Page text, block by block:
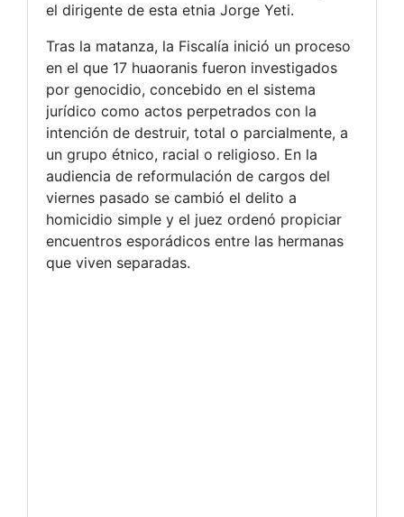
el dirigente de esta etnia Jorge Yeti.
Tras la matanza, la Fiscalía inició un proceso
en el que 17 huaoranis fueron investigados
por genocidio, concebido en el sistema
jurídico como actos perpetrados con la
intención de destruir, total o parcialmente, a
un grupo étnico, racial o religioso. En la
audiencia de reformulación de cargos del
viernes pasado se cambió el delito a
homicidio simple y el juez ordenó propiciar
encuentros esporádicos entre las hermanas
que viven separadas.